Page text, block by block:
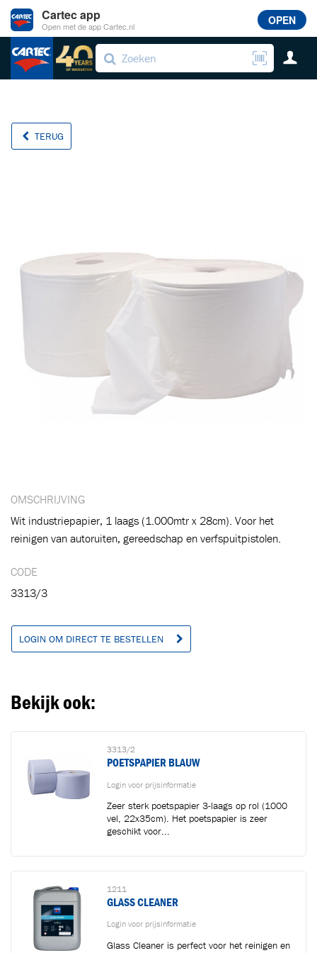
TERUG
OMSCHRIJVING
Wit industriepapier, 1 laags (1.000mtr x 28cm). Voor het
reinigen van autoruiten, gereedschap en verfspuitpistolen.
CODE
3313/3
LOGIN OM DIRECT TE BESTELLEN
Bekijk ook:
3313/2
POETSPAPIER BLAUW
Login voor prijsinformatie
Zeer sterk poetspapier 3-laags op rol (1000
vel, 22x35cm). Het poetspapier is zeer
geschikt voor...
1211
GLASS CLEANER
Login voor prijsinformatie
Glass Cleaner is perfect voor het reinigen en
Toegevoegd aan winkelwagen
VERDER WINKELEN
Cartec app
Open met de app Cartec.nl OPEN